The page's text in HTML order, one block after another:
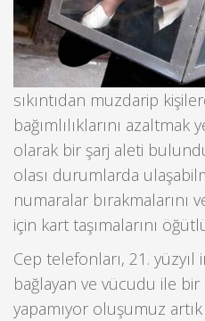
sıkıntıdan muzdarip
bağımlılıklarını azaltmak
olarak bir şarj aleti
olası durumlarda
numaralar bırakmalarını
için kart taşımalarını
Cep telefonları, 21. yüzyıl
bağlayan ve vücudu ile
yapamıyor oluşumuz